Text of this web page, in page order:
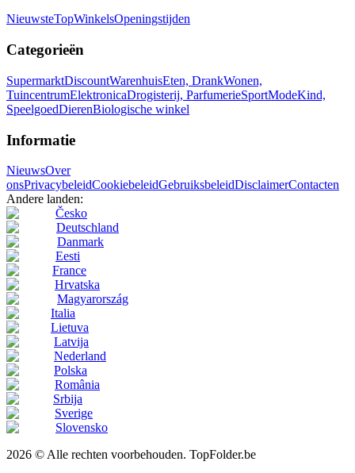
NieuwsteTopWinkelsOpeningstijden
Categorieën
SupermarktDiscountWarenhuisEten, DrankWonen,
TuincentrumElektronicaDrogisterij, ParfumerieSportModeKind,
SpeelgoedDierenBiologische winkel
Informatie
NieuwsOver
onsPrivacybeleidCookiebeleidGebruiksbeleidDisclaimerContacten
Andere landen:
Česko
Deutschland
Danmark
Eesti
France
Hrvatska
Magyarország
Italia
Lietuva
Latvija
Nederland
Polska
România
Srbija
Sverige
Slovensko
2026 © Alle rechten voorbehouden. TopFolder.be